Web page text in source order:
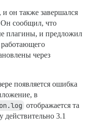
modules/cjs/
modules/cjs/
modules/cjs/
cjs/
www/discourse/app/
modules/cjs/
modules/cjs/
modules/cjs/
cjs/
, и он также завершался
сообщил, что
плагины, и предложил
работающего
через
появляется ошибка
в
отображается та
действительно 3.1